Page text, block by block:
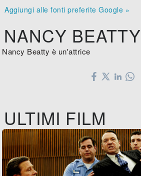
Aggiungi alle fonti preferite Google »
NANCY BEATTY
Nancy Beatty è un'attrice
ULTIMI FILM